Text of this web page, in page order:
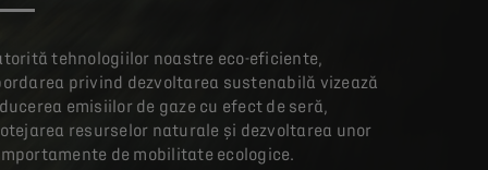
tehnologiilor noastre eco-eficiente,
privind dezvoltarea sustenabilă vizează
emisiilor de gaze cu efect de seră,
resurselor naturale și dezvoltarea unor
de mobilitate ecologice.